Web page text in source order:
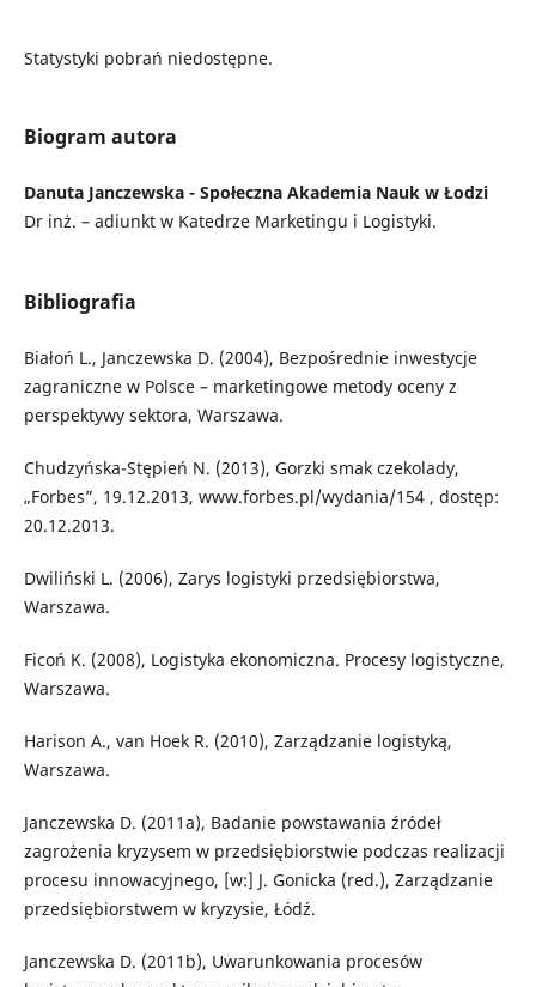
Statystyki pobrań niedostępne.
Biogram autora
Danuta Janczewska - Społeczna Akademia Nauk w Łodzi
Dr inż. – adiunkt w Katedrze Marketingu i Logistyki.
Bibliografia
Białoń L., Janczewska D. (2004), Bezpośrednie inwestycje
zagraniczne w Polsce – marketingowe metody oceny z
perspektywy sektora, Warszawa.
Chudzyńska-Stępień N. (2013), Gorzki smak czekolady,
„Forbes”, 19.12.2013, www.forbes.pl/wydania/154 , dostęp:
20.12.2013.
Dwiliński L. (2006), Zarys logistyki przedsiębiorstwa,
Warszawa.
Ficoń K. (2008), Logistyka ekonomiczna. Procesy logistyczne,
Warszawa.
Harison A., van Hoek R. (2010), Zarządzanie logistyką,
Warszawa.
Janczewska D. (2011a), Badanie powstawania źródeł
zagrożenia kryzysem w przedsiębiorstwie podczas realizacji
procesu innowacyjnego, [w:] J. Gonicka (red.), Zarządzanie
przedsiębiorstwem w kryzysie, Łódź.
Janczewska D. (2011b), Uwarunkowania procesów